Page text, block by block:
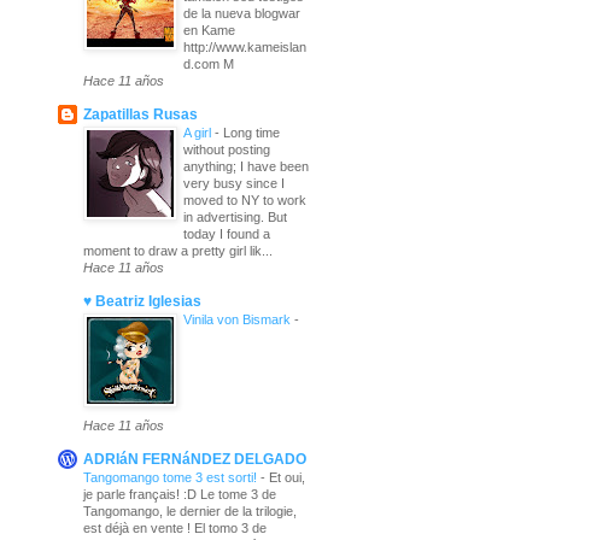
de la nueva blogwar
en Kame
http://www.kameislan
d.com M
Hace 11 años
Zapatillas Rusas
A girl -
Long time
without posting
anything; I have been
very busy since I
moved to NY to work
in advertising. But
today I found a
moment to draw a pretty girl lik...
Hace 11 años
♥ Beatriz Iglesias
Vinila von Bismark -
Hace 11 años
ADRIáN FERNáNDEZ DELGADO
Tangomango tome 3 est sorti! - Et oui,
je parle français! :D Le tome 3 de
Tangomango, le dernier de la trilogie,
est déjà en vente ! El tomo 3 de